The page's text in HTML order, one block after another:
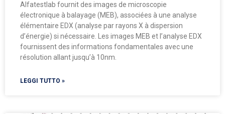
Alfatestlab fournit des images de microscopie
électronique à balayage (MEB), associées à une analyse
élémentaire EDX (analyse par rayons X à dispersion
d’énergie) si nécessaire. Les images MEB et l’analyse EDX
fournissent des informations fondamentales avec une
résolution allant jusqu’à 10nm.
LEGGI TUTTO »